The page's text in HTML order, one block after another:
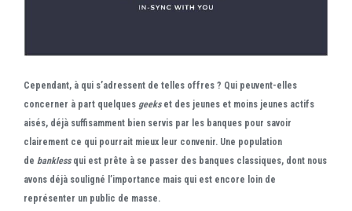
Cependant, à qui s’adressent de telles offres ? Qui peuvent-elles
concerner à part quelques geekset des jeunes et moins jeunes actifs
aisés, déjà suffisamment bien servis par les banques pour savoir
clairement ce qui pourrait mieux leur convenir. Une population
de bankless qui est prête à se passer des banques classiques, dont nous
avons déjà souligné l’importance mais qui est encore loin de
représenter un public de masse.